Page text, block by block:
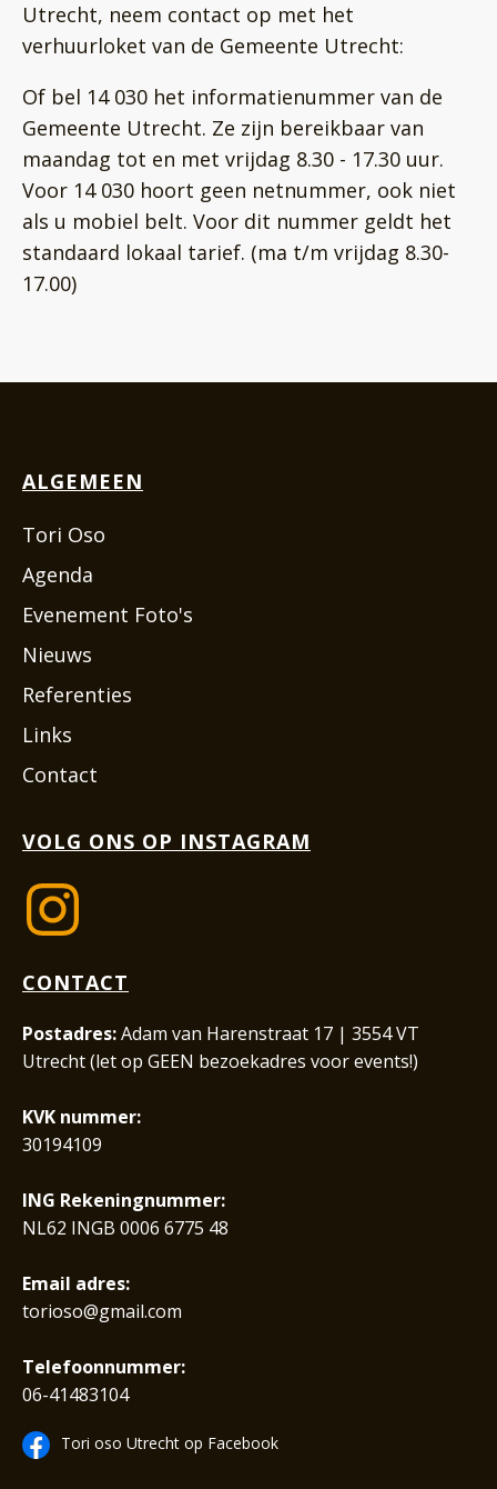
Utrecht, neem contact op met het
verhuurloket van de Gemeente Utrecht:
Of bel 14 030 het informatienummer van de
Gemeente Utrecht. Ze zijn bereikbaar van
maandag tot en met vrijdag 8.30 - 17.30 uur.
Voor 14 030 hoort geen netnummer, ook niet
als u mobiel belt. Voor dit nummer geldt het
standaard lokaal tarief. (ma t/m vrijdag 8.30-
17.00)
ALGEMEEN
Tori Oso
Agenda
Evenement Foto's
Nieuws
Referenties
Links
Contact
VOLG ONS OP INSTAGRAM
CONTACT
Postadres:Adam van Harenstraat 17 | 3554 VT
Utrecht (let op GEEN bezoekadres voor events!)
KVK nummer:
30194109
ING Rekeningnummer:
NL62 INGB 0006 6775 48
Email adres:
torioso@gmail.com
Telefoonnummer:
06-41483104
Tori oso Utrecht op Facebook